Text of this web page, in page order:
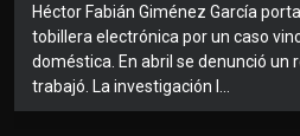
Héctor Fabián Giménez García
tobillera electrónica por un caso
doméstica. En abril se denunció un
trabajó. La investigación l...